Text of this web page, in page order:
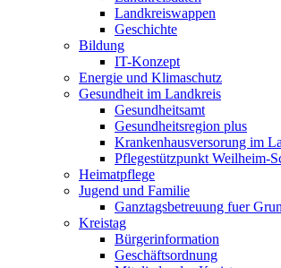
Landkreiswappen
Geschichte
Bildung
IT-Konzept
Energie und Klimaschutz
Gesundheit im Landkreis
Gesundheitsamt
Gesundheitsregion plus
Krankenhausversorung im
Pflegestützpunkt Weilheim-
Heimatpflege
Jugend und Familie
Ganztagsbetreuung fuer
Kreistag
Bürgerinformation
Geschäftsordnung